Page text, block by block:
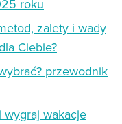
roku
zalety i wady
Ciebie?
przewodnik
wygraj wakacje